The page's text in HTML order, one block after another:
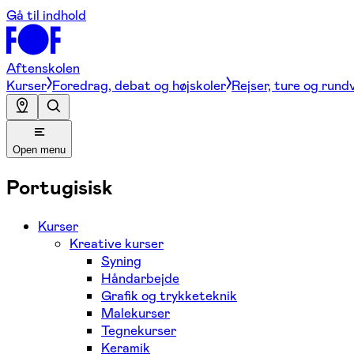
Gå til indhold
Aftenskolen
Kurser Foredrag, debat og højskoler Rejser, ture og
Open menu
Portugisisk
Kurser
Kreative kurser
Syning
Håndarbejde
Grafik og trykketeknik
Malekurser
Tegnekurser
Keramik